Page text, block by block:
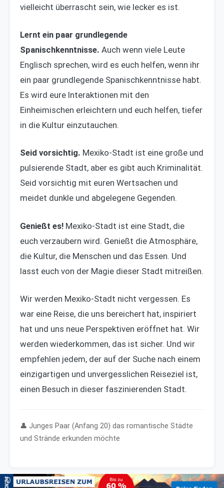
vielleicht überrascht sein, wie lecker es ist.
Lernt ein paar grundlegende
Spanischkenntnisse. Auch wenn viele Leute
Englisch sprechen, wird es euch helfen, wenn ihr
ein paar grundlegende Spanischkenntnisse habt.
Es wird eure Interaktionen mit den
Einheimischen erleichtern und euch helfen, tiefer
in die Kultur einzutauchen.
Seid vorsichtig. Mexiko-Stadt ist eine große und
pulsierende Stadt, aber es gibt auch Kriminalität.
Seid vorsichtig mit euren Wertsachen und
meidet dunkle und abgelegene Gegenden.
Genießt es! Mexiko-Stadt ist eine Stadt, die
euch verzaubern wird. Genießt die Atmosphäre,
die Kultur, die Menschen und das Essen. Und
lasst euch von der Magie dieser Stadt mitreißen.
Wir werden Mexiko-Stadt nicht vergessen. Es
war eine Reise, die uns bereichert hat, inspiriert
hat und uns neue Perspektiven eröffnet hat. Wir
werden wiederkommen, das ist sicher. Und wir
empfehlen jedem, der auf der Suche nach einem
einzigartigen und unvergesslichen Reiseziel ist,
einen Besuch in dieser faszinierenden Stadt.
👤 Junges Paar (Anfang 20) das romantische Städte
und Strände erkunden möchte